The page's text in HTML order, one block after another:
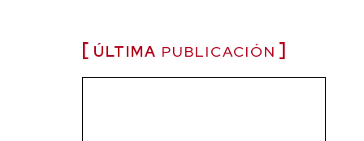
ÚLTIMA PUBLICACIÓN